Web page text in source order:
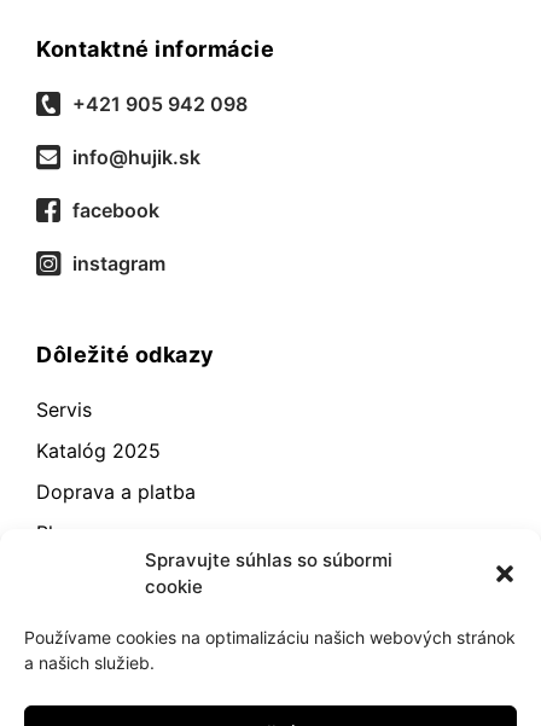
Spravujte súhlas so súbormi
cookie
Používame cookies na optimalizáciu našich webových stránok
a našich služieb.
Kontaktné informácie
+421 905 942 098
info@hujik.sk
facebook
instagram
Dôležité odkazy
Servis
Katalóg 2025
Doprava a platba
Blog
Odstúpenie od zmluvy